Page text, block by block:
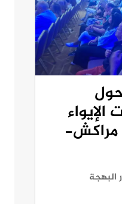
مراكش-
البهجة